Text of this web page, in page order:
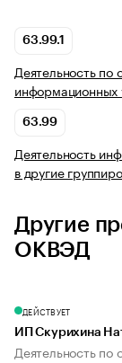
63.99.1
Деятельность по
информационных
63.99
Деятельность
в другие
Другие
ОКВЭД
ДЕЙСТВУЕТ
ИП Скурихина
Деятельность по